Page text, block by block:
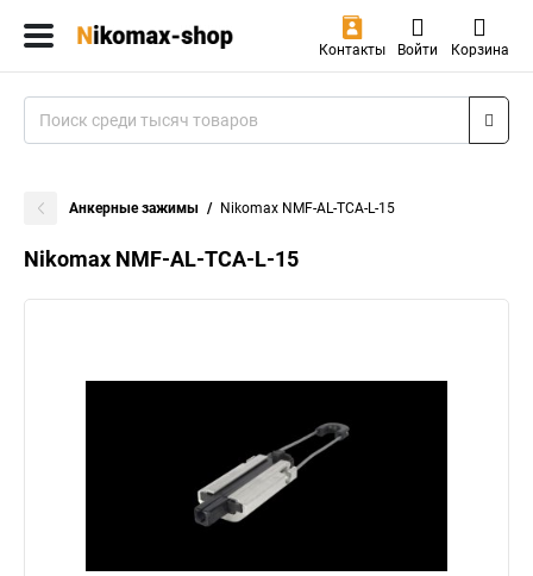
Контакты Войти Корзина
Анкерные зажимы Nikomax NMF-AL-TCA-L-15
Nikomax NMF-AL-TCA-L-15